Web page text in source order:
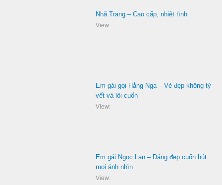
Nhã Trang – Cao cấp, nhiệt tình
View:
Em gái gọi Hằng Nga – Vẻ đẹp không tỳ
vết và lôi cuốn
View:
Em gái Ngọc Lan – Dáng đẹp cuốn hút
mọi ánh nhìn
View: